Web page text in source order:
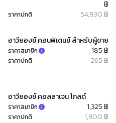
฿
ราคาปกติ 54,930 ฿
อาวียองซ์ คอนฟิเดนซ์ สำหรับผู้ชาย
ราคาสมาชิก 185 ฿
ราคาปกติ 265 ฿
อาวียองซ์ คอลลาเจน โกลด์
ราคาสมาชิก 1,325 ฿
ราคาปกติ 1,900 ฿